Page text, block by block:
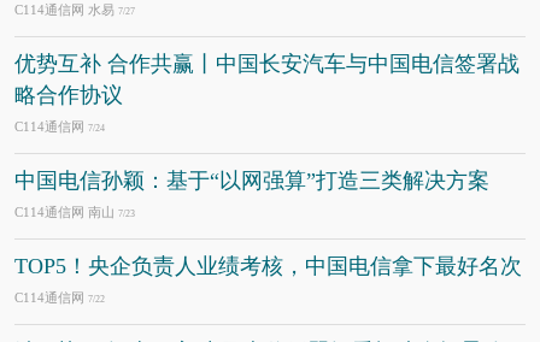
C114通信网 水易 7/27
优势互补 合作共赢丨中国长安汽车与中国电信签署战
略合作协议
C114通信网 7/24
中国电信孙颖：基于“以网强算”打造三类解决方案
C114通信网 南山 7/23
TOP5！央企负责人业绩考核，中国电信拿下最好名次
C114通信网 7/22